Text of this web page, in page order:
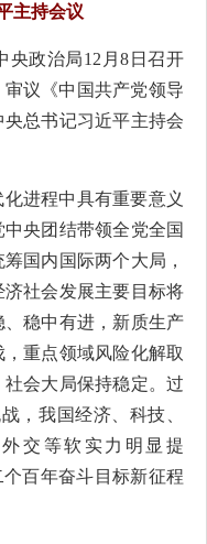
主持会议
央政治局12月8日召开
议《中国共产党领导
总书记习近平主持会
进程中具有重要意义
央团结带领全党全国
国内国际两个大局，
社会发展主要目标将
稳中有进，新质生产
重点领域风险化解取
会大局保持稳定。过
，我国经济、科技、
交等软实力明显提
百年奋斗目标新征程